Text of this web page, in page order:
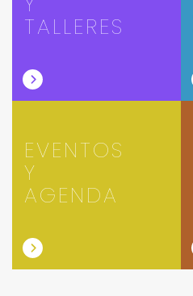
TALLERES
EVENTOS
Y
AGENDA